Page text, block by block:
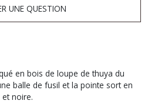
UNE QUESTION
en bois de loupe de thuya du
balle de fusil et la pointe sort en
et noire.